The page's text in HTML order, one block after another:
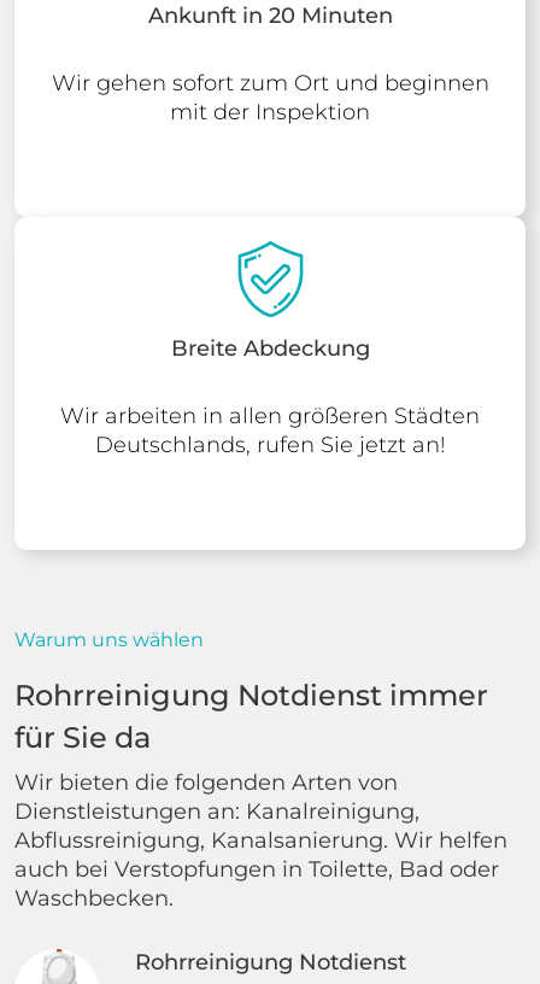
Ankunft in 20 Minuten
Wir gehen sofort zum Ort und beginnen
mit der Inspektion
Breite Abdeckung
Wir arbeiten in allen größeren Städten
Deutschlands, rufen Sie jetzt an!
Warum uns wählen
Rohrreinigung Notdienst immer
für Sie da
Wir bieten die folgenden Arten von
Dienstleistungen an: Kanalreinigung,
Abflussreinigung, Kanalsanierung. Wir helfen
auch bei Verstopfungen in Toilette, Bad oder
Waschbecken.
Rohrreinigung Notdienst